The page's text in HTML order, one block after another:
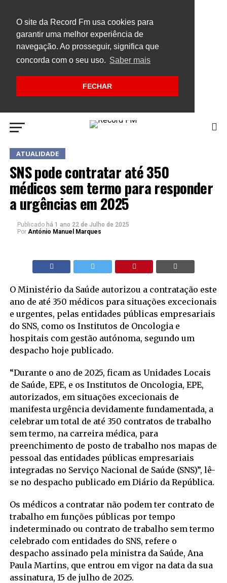
O site da Record Fm usa cookies para
garantir uma melhor experiência de
navegação. Ao prosseguir, significa que
concorda com o seu uso. Saber mais
FECHAR
ATUALIDADE
SNS pode contratar até 350
médicos sem termo para responder
a urgências em 2025
Publicado há 1 ano 22 de Julho de 2025
Por António Manuel Marques
O Ministério da Saúde autorizou a contratação este
ano de até 350 médicos para situações excecionais
e urgentes, pelas entidades públicas empresariais
do SNS, como os Institutos de Oncologia e
hospitais com gestão autónoma, segundo um
despacho hoje publicado.
“Durante o ano de 2025, ficam as Unidades Locais
de Saúde, EPE, e os Institutos de Oncologia, EPE,
autorizados, em situações excecionais de
manifesta urgência devidamente fundamentada, a
celebrar um total de até 350 contratos de trabalho
sem termo, na carreira médica, para
preenchimento de posto de trabalho nos mapas de
pessoal das entidades públicas empresariais
integradas no Serviço Nacional de Saúde (SNS)”, lê-
se no despacho publicado em Diário da República.
Os médicos a contratar não podem ter contrato de
trabalho em funções públicas por tempo
indeterminado ou contrato de trabalho sem termo
celebrado com entidades do SNS, refere o
despacho assinado pela ministra da Saúde, Ana
Paula Martins, que entrou em vigor na data da sua
assinatura, 15 de julho de 2025.